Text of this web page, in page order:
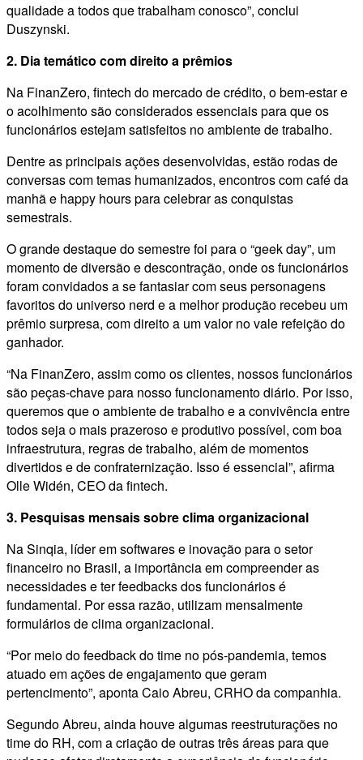
qualidade a todos que trabalham conosco”, conclui
Duszynski.
2. Dia temático com direito a prêmios
Na FinanZero, fintech do mercado de crédito, o bem-estar e
o acolhimento são considerados essenciais para que os
funcionários estejam satisfeitos no ambiente de trabalho.
Dentre as principais ações desenvolvidas, estão rodas de
conversas com temas humanizados, encontros com café da
manhã e happy hours para celebrar as conquistas
semestrais.
O grande destaque do semestre foi para o “geek day”, um
momento de diversão e descontração, onde os funcionários
foram convidados a se fantasiar com seus personagens
favoritos do universo nerd e a melhor produção recebeu um
prêmio surpresa, com direito a um valor no vale refeição do
ganhador.
“Na FinanZero, assim como os clientes, nossos funcionários
são peças-chave para nosso funcionamento diário. Por isso,
queremos que o ambiente de trabalho e a convivência entre
todos seja o mais prazeroso e produtivo possível, com boa
infraestrutura, regras de trabalho, além de momentos
divertidos e de confraternização. Isso é essencial”, afirma
Olle Widén, CEO da fintech.
3. Pesquisas mensais sobre clima organizacional
Na Sinqia, líder em softwares e inovação para o setor
financeiro no Brasil, a importância em compreender as
necessidades e ter feedbacks dos funcionários é
fundamental. Por essa razão, utilizam mensalmente
formulários de clima organizacional.
“Por meio do feedback do time no pós-pandemia, temos
atuado em ações de engajamento que geram
pertencimento”, aponta Caio Abreu, CRHO da companhia.
Segundo Abreu, ainda houve algumas reestruturações no
time do RH, com a criação de outras três áreas para que